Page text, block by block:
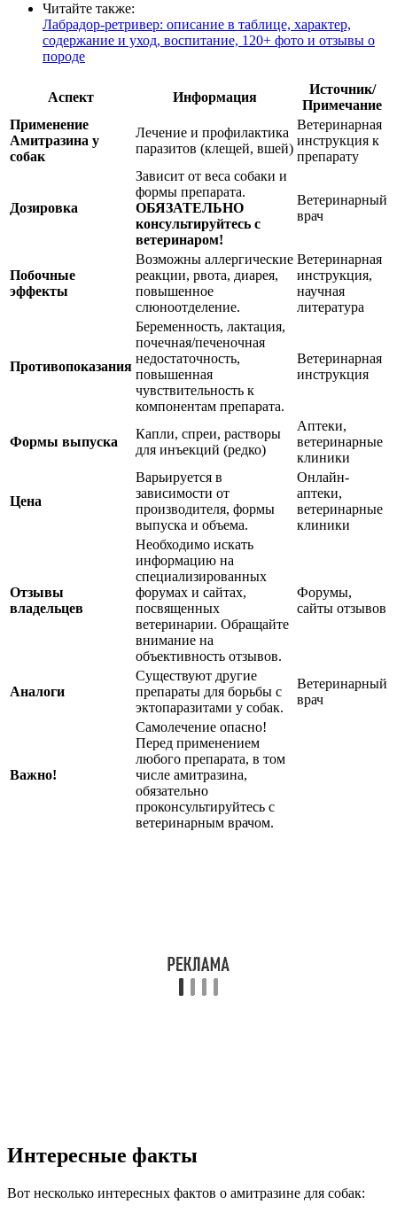
Читайте также:
Лабрадор-ретривер: описание в таблице, характер,
содержание и уход, воспитание, 120+ фото и отзывы о
породе
Аспект Информация
Источник/
Примечание
Применение
Амитразина у
собак
Лечение и профилактика
паразитов (клещей, вшей)
Ветеринарная
инструкция к
препарату
Дозировка
Зависит от веса собаки и
формы препарата.
ОБЯЗАТЕЛЬНО
консультируйтесь с
ветеринаром!
Ветеринарный
врач
Побочные
эффекты
Возможны аллергические
реакции, рвота, диарея,
повышенное
слюноотделение.
Ветеринарная
инструкция,
научная
литература
Противопоказания
Беременность, лактация,
почечная/печеночная
недостаточность,
повышенная
чувствительность к
компонентам препарата.
Ветеринарная
инструкция
Формы выпуска
Капли, спреи, растворы
для инъекций (редко)
Аптеки,
ветеринарные
клиники
Цена
Варьируется в
зависимости от
производителя, формы
выпуска и объема.
Онлайн-
аптеки,
ветеринарные
клиники
Отзывы
владельцев
Необходимо искать
информацию на
специализированных
форумах и сайтах,
посвященных
ветеринарии. Обращайте
внимание на
объективность отзывов.
Форумы,
сайты отзывов
Аналоги
Существуют другие
препараты для борьбы с
эктопаразитами у собак.
Ветеринарный
врач
Важно!
Самолечение опасно!
Перед применением
любого препарата, в том
числе амитразина,
обязательно
проконсультируйтесь с
ветеринарным врачом.
Интересные факты
Вот несколько интересных фактов о амитразине для собак: